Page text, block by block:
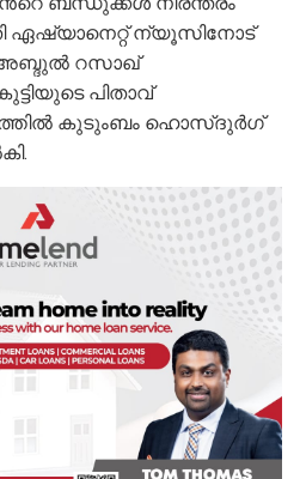
ഏഷ്യാനെറ്റ് ന്യൂസിനോട്
അബ്ദുല്‍ റസാഖ്
പിതാവ്
കുടുംബം ഹൊസ്ദുര്‍ഗ്